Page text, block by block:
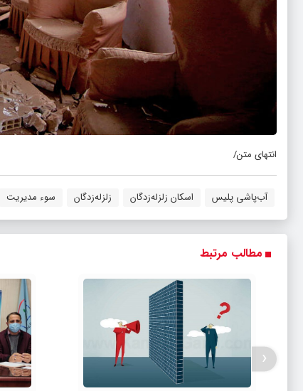
انتهای متن/
آب‌پاشی پلیس اسکان زلزله‌زدگان زلزله‌زدگان سوء مدیریت
مطالب مرتبط
‹